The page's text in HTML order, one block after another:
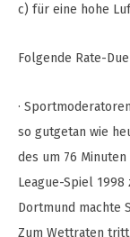
c) für eine hohe
Folgende Rate-
·
so gutgetan wie
des um 76
League-Spiel 1998
Dortmund machte
Zum Wettraten tritt